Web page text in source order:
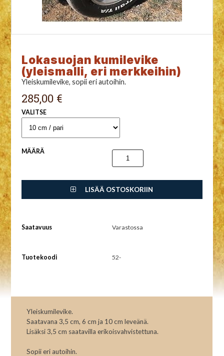
Lokasuojan kumilevike
(yleismalli, eri merkkeihin)
Yleiskumilevike, sopii eri autoihin.
285,00 €
VALITSE
MÄÄRÄ
LISÄÄ OSTOSKORIIN
Saatavuus Varastossa
Tuotekoodi 52-
Yleiskumilevike.
Saatavana 3,5 cm, 6 cm ja 10 cm leveänä.
Lisäksi 3,5 cm saatavilla erikoisvahvistettuna.
Sopii eri autoihin.